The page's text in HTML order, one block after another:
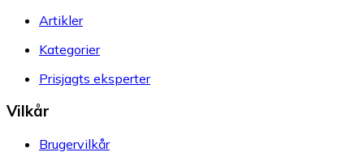
Artikler
Kategorier
Prisjagts eksperter
Vilkår
Brugervilkår